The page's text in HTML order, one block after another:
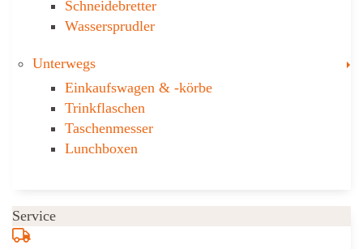
Schneidebretter
Wassersprudler
Unterwegs
Einkaufswagen & ­-körbe
Trinkflaschen
Taschen­messer
Lunchboxen
Service